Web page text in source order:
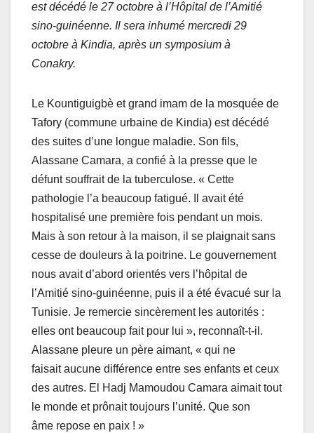
est décédé le 27 octobre à l’Hôpital de l’Amitié
sino-guinéenne. Il sera inhumé mercredi 29
octobre à Kindia, après un symposium à
Conakry.
Le Kountiguigbè et grand imam de la mosquée de
Tafory (commune urbaine de Kindia) est décédé
des suites d’une longue maladie. Son fils,
Alassane Camara, a confié à la presse que le
défunt souffrait de la tuberculose. « Cette
pathologie l’a beaucoup fatigué. Il avait été
hospitalisé une première fois pendant un mois.
Mais à son retour à la maison, il se plaignait sans
cesse de douleurs à la poitrine. Le gouvernement
nous avait d’abord orientés vers l’hôpital de
l’Amitié sino-guinéenne, puis il a été évacué sur la
Tunisie. Je remercie sincèrement les autorités :
elles ont beaucoup fait pour lui », reconnaît-t-il.
Alassane pleure un père aimant, « qui ne
faisait aucune différence entre ses enfants et ceux
des autres. El Hadj Mamoudou Camara aimait tout
le monde et prônait toujours l’unité. Que son
âme repose en paix ! »